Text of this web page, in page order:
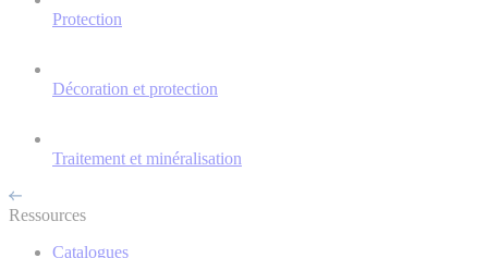
Protection
Décoration et protection
Traitement et minéralisation
Ressources
Catalogues